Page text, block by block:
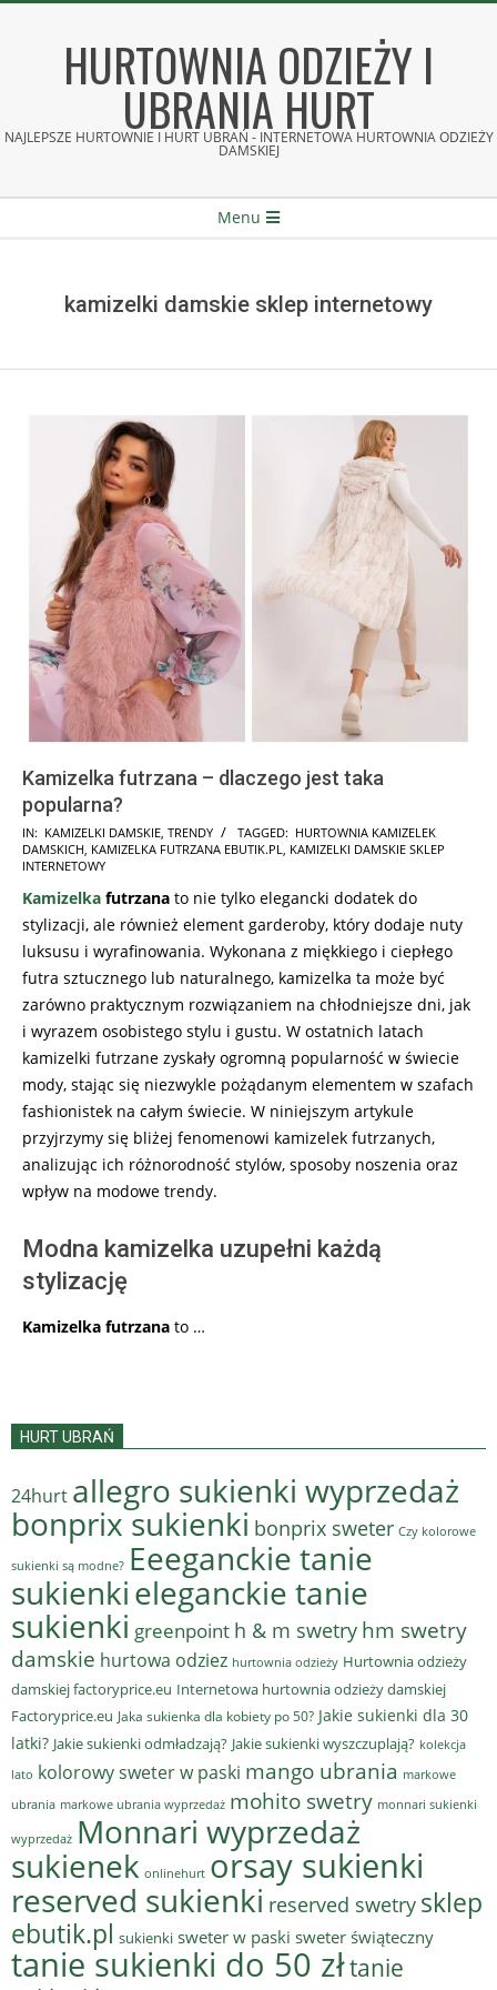
HURTOWNIA ODZIEŻY I
UBRANIA HURT
NAJLEPSZE HURTOWNIE I HURT UBRAŃ - INTERNETOWA HURTOWNIA ODZIEŻY
DAMSKIEJ
Menu
kamizelki damskie sklep internetowy
Kamizelka futrzana – dlaczego jest taka
popularna?
2024-
04-
IN: KAMIZELKI DAMSKIE TRENDY TAGGED: HURTOWNIA KAMIZELEK
DAMSKICH KAMIZELKA FUTRZANA EBUTIK.PL
KAMIZELKI DAMSKIE SKLEP
INTERNETOWY
Kamizelka futrzana to nie tylko elegancki dodatek do
stylizacji, ale również element garderoby, który dodaje nuty
luksusu i wyrafinowania. Wykonana z miękkiego i ciepłego
futra sztucznego lub naturalnego, kamizelka ta może być
zarówno praktycznym rozwiązaniem na chłodniejsze dni, jak
i wyrazem osobistego stylu i gustu. W ostatnich latach
kamizelki futrzane zyskały ogromną popularność w świecie
mody, stając się niezwykle pożądanym elementem w szafach
fashionistek na całym świecie. W niniejszym artykule
przyjrzymy się bliżej fenomenowi kamizelek futrzanych,
analizując ich różnorodność stylów, sposoby noszenia oraz
wpływ na modowe trendy.
Modna kamizelka uzupełni każdą
stylizację
Kamizelka futrzana to …
HURT UBRAŃ
24hurt allegro sukienki wyprzedaż
bonprix sukienki bonprix sweter Czy kolorowe
sukienki są modne? Eeeganckie tanie
sukienkieleganckie tanie
sukienki greenpoint h & m swetry hm swetry
damskie hurtowa odziez hurtownia odzieży Hurtownia odzieży
damskiej factoryprice.eu Internetowa hurtownia odzieży damskiej
Factoryprice.eu Jaka sukienka dla kobiety po 50? Jakie sukienki dla 30
latki? Jakie sukienki odmładzają? Jakie sukienki wyszczuplają? kolekcja
lato kolorowy sweter w paski mango ubrania markowe
ubrania markowe ubrania wyprzedaż mohito swetry monnari sukienki
wyprzedaż Monnari wyprzedaż
sukienek onlinehurt orsay sukienki
reserved sukienki reserved swetry sklep
ebutik.pl sukienki sweter w paski sweter świąteczny
tanie sukienki do 50 złtanie